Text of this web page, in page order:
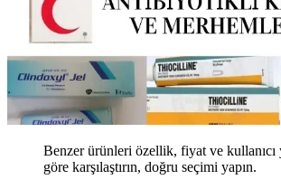
Benzer ürünleri özellik, fiyat ve kullanıcı
göre karşılaştırın, doğru seçimi yapın.